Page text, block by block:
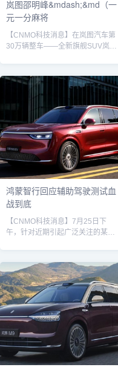
岚图邵明峰&mdash;&md（一
元一分麻将
【CNMO科技消息】在岚图汽车第
30万辆整车——全新旗舰SUV岚图
喻，阐述了其对当前高端新能源
SUV市场格局的理解。他表示，岚
竞争关系，而是共同推动中国品牌
向上突破的“双引擎”。邵明峰坦
言，自己亲自体验过市面上所有主
流“9系”旗舰车型，并承认“它们各
有优势”。但他强调，岚图泰山的开
发目标明确：打造...
鸿蒙智行回应辅助驾驶测试血
战到底
【CNMO科技消息】7月25日下
午，针对近期引起广泛关注的某平
谓‘测试’，不予置评。”鸿蒙智行官
方同时晒出了《2025上半年鸿蒙智
行辅助驾驶报告》，其中数据显
示，截止2025年上半年：鸿蒙智行
辅助驾驶总里程已达16.7亿公里，
用户活跃度高达94.8%，人均辅助
驾驶里程达460公里/月；鸿蒙智行
辅助驾驶系统累计避险达200万
次；鸿蒙智行高速...